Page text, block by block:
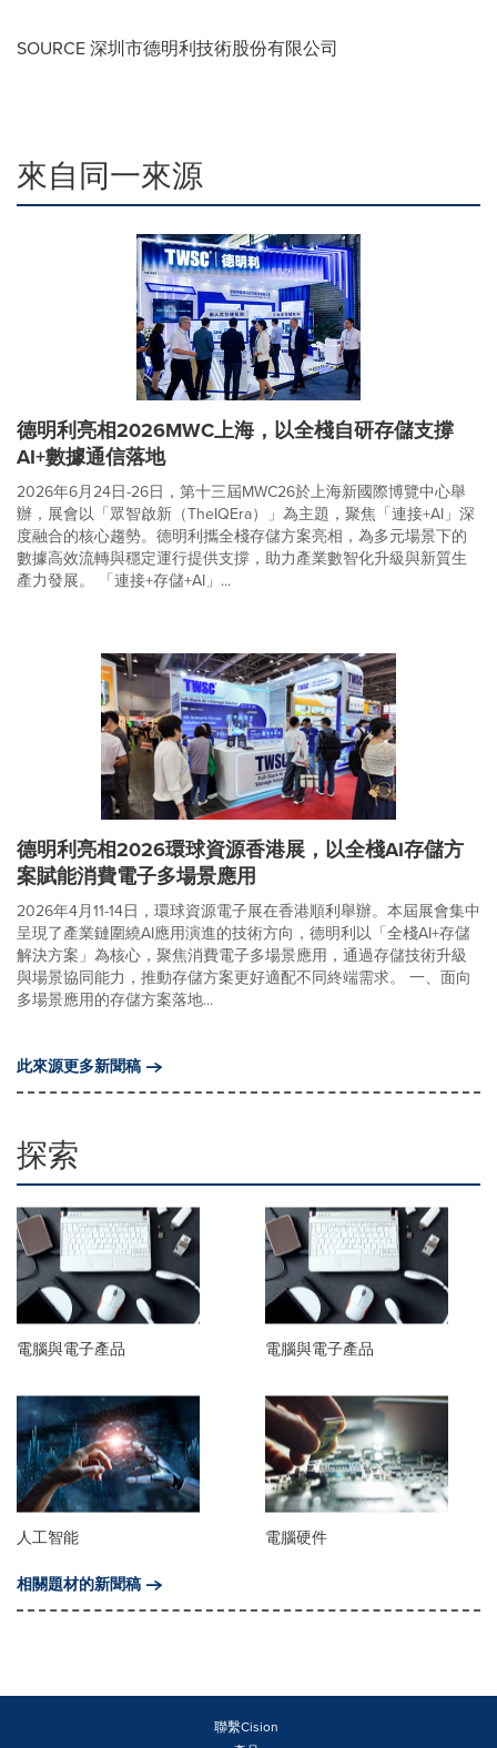
SOURCE 深圳市德明利技術股份有限公司
來自同一來源
德明利亮相2026MWC上海，以全棧自研存儲支撐
AI+數據通信落地
2026年6月24日-26日，第十三屆MWC26於上海新國際博覽中心舉
辦，展會以「眾智啟新（TheIQEra）」為主題，聚焦「連接+AI」深
度融合的核心趨勢。德明利攜全棧存儲方案亮相，為多元場景下的
數據高效流轉與穩定運行提供支撐，助力產業數智化升級與新質生
產力發展。 「連接+存儲+AI」...
德明利亮相2026環球資源香港展，以全棧AI存儲方
案賦能消費電子多場景應用
2026年4月11-14日，環球資源電子展在香港順利舉辦。本屆展會集中
呈現了產業鏈圍繞AI應用演進的技術方向，德明利以「全棧AI+存儲
解決方案」為核心，聚焦消費電子多場景應用，通過存儲技術升級
與場景協同能力，推動存儲方案更好適配不同終端需求。 一、面向
多場景應用的存儲方案落地...
此來源更多新聞稿
探索
電腦與電子產品 電腦與電子產品
人工智能
電腦硬件
相關題材的新聞稿
聯繫Cision